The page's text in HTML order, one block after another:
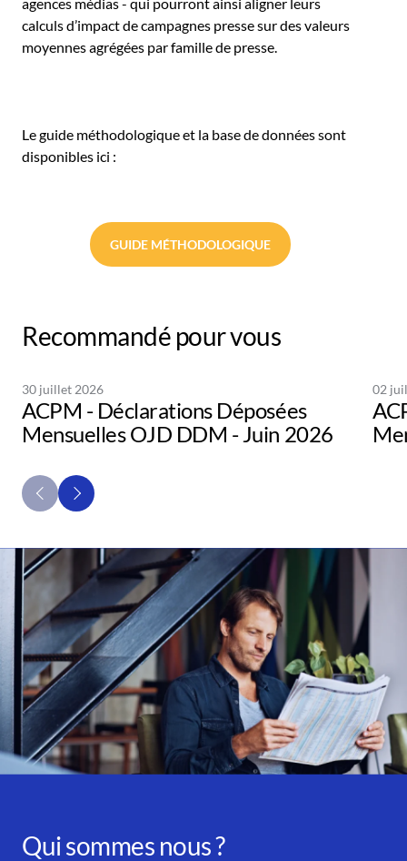
calculs d’impact de campagnes presse sur des valeurs
moyennes agrégées par famille de presse.
Le guide méthodologique et la base de données sont
disponibles ici :
GUIDE MÉTHODOLOGIQUE
Recommandé pour vous
30 juillet 2026
ACPM - Déclarations Déposées
Mensuelles OJD DDM - Juin 2026
02
Qui sommes nous ?